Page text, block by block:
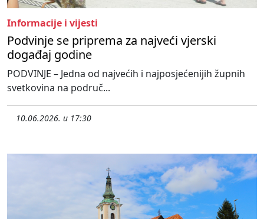
Informacije i vijesti
Podvinje se priprema za najveći vjerski
događaj godine
PODVINJE – Jedna od najvećih i najposjećenijih župnih
svetkovina na područ...
10.06.2026. u 17:30